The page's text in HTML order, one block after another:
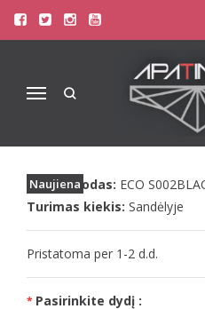
Navigacija
Pagrindinis
Apatinis Trikotažas
Seksualūs Moteriški Apatiniai
PASSION ECO
PĖDKELNĖS ECO
Naujiena
Prekės kodas: ECO
Turimas kiekis: Sandėlyje
Pristatoma per 1-2 d.d.
Pasirinkite dydį :